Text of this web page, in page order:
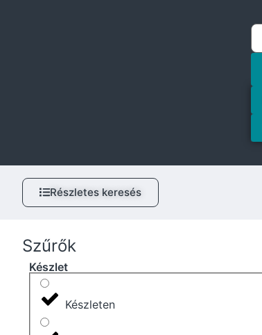
Részletes keresés
Szűrők
Készlet
Készleten